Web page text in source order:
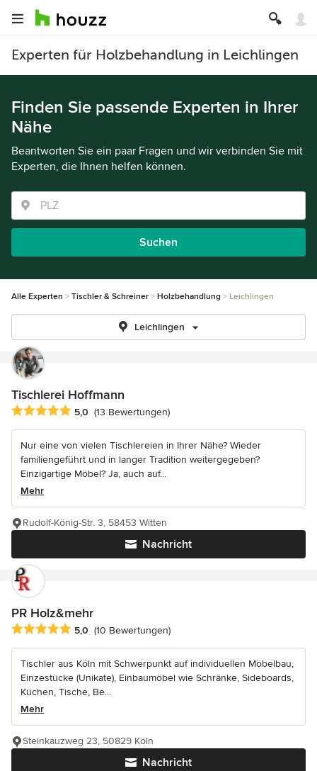
Experten für Holzbehandlung in Leichlingen
Finden Sie passende Experten in Ihrer
Nähe
Beantworten Sie ein paar Fragen und wir verbinden Sie mit
Experten, die Ihnen helfen können.
Suchen
Alle Experten Tischler & Schreiner Holzbehandlung Leichlingen
Leichlingen
Tischlerei Hoffmann
Durchschnittliche Bewertung: 5 von 5 Sternen
5,0 (13 Bewertungen)
Nur eine von vielen Tischlereien in Ihrer Nähe? Wieder
familiengeführt und in langer Tradition weitergegeben?
Einzigartige Möbel? Ja, auch auf...
Mehr
Nachricht
Rudolf-König-Str. 3, 58453 Witten
PR Holz&mehr
Durchschnittliche Bewertung: 5 von 5 Sternen
5,0 (10 Bewertungen)
Tischler aus Köln mit Schwerpunkt auf individuellen Möbelbau,
Einzestücke (Unikate), Einbaumöbel wie Schränke, Sideboards,
Küchen, Tische, Be...
Mehr
Nachricht
Steinkauzweg 23, 50829 Köln